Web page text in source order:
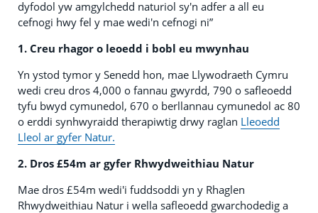
dyfodol yw amgylchedd naturiol sy'n adfer a all eu
cefnogi hwy fel y mae wedi'n cefnogi ni”
1. Creu rhagor o leoedd i bobl eu mwynhau
Yn ystod tymor y Senedd hon, mae Llywodraeth Cymru
wedi creu dros 4,000 o fannau gwyrdd, 790 o safleoedd
tyfu bwyd cymunedol, 670 o berllannau cymunedol ac 80
o erddi synhwyraidd therapiwtig drwy raglan Lleoedd
Lleol ar gyfer Natur.
2. Dros £54m ar gyfer Rhwydweithiau Natur
Mae dros £54m wedi'i fuddsoddi yn y Rhaglen
Rhwydweithiau Natur i wella safleoedd gwarchodedig a